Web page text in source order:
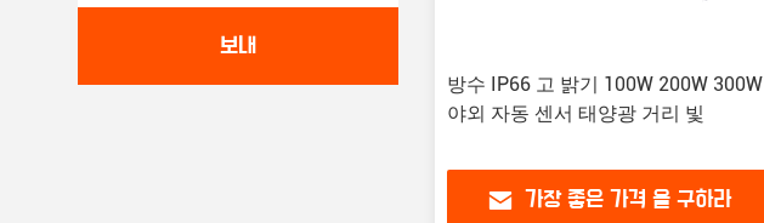
보내
방수 IP66 고 밝기 100W 200W 300W
야외 자동 센서 태양광 거리 빛
가장 좋은 가격 을 구하라